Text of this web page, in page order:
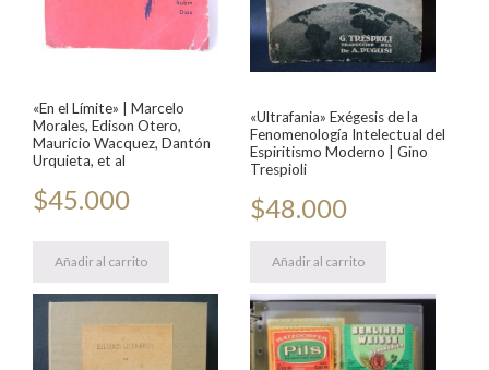
«En el Límite» | Marcelo
Morales, Edison Otero,
Mauricio Wacquez, Dantón
Urquieta, et al
$45.000
Añadir al carrito
«Ultrafania» Exégesis de la
Fenomenología Intelectual del
Espiritismo Moderno | Gino
Trespioli
$48.000
Añadir al carrito